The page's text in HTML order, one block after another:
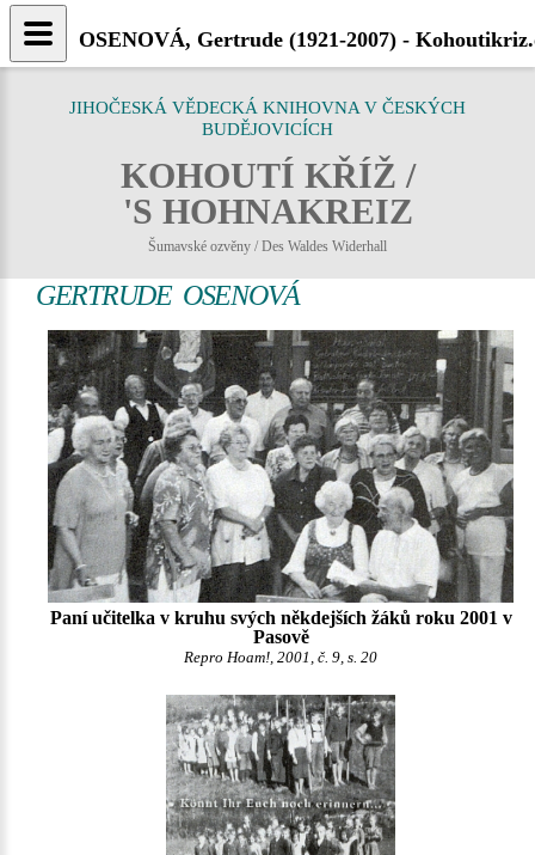
JIHOČESKÁ VĚDECKÁ KNIHOVNA V ČESKÝCH
BUDĚJOVICÍCH
KOHOUTÍ KŘÍŽ /
'S HOHNAKREIZ
Šumavské ozvěny / Des Waldes Widerhall
GERTRUDE OSENOVÁ
Paní učitelka v kruhu svých někdejších žáků roku 2001 v
Pasově
Repro Hoam!, 2001, č. 9, s. 20
OSENOVÁ, Gertrude (1921-2007) -